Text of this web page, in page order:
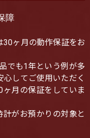
障
30ヶ月の動作保証をお
でも1年という例が多
してご使用いただく
月の保証をしていま
がお預かりの対象と